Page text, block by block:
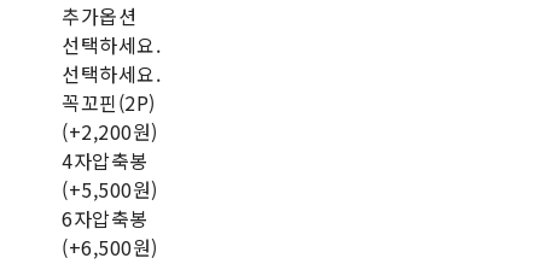
추가옵션
선택하세요.
선택하세요.
꼭꼬핀(2P)
(+2,200원)
4자압축봉
(+5,500원)
6자압축봉
(+6,500원)